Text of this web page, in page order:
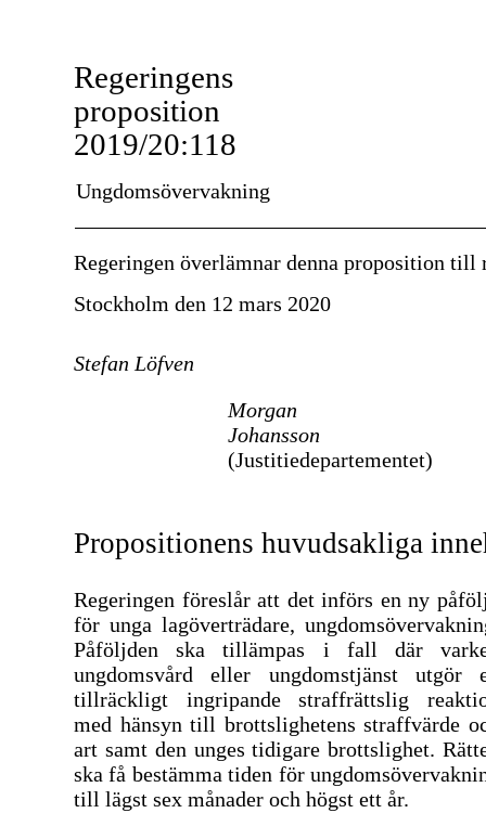
Regeringens
proposition
2019/20:118
Ungdomsövervakning
Regeringen överlämnar denna proposition till
Stockholm den 12 mars 2020
Stefan Löfven
Morgan
Johansson
(Justitiedepartementet)
Propositionens huvudsakliga
Regeringen föreslår att det införs en ny
för unga lagöverträdare,
Påföljden ska tillämpas i fall där
ungdomsvård eller ungdomstjänst utgör
tillräckligt ingripande straffrättslig
med hänsyn till brottslighetens straffvärde
art samt den unges tidigare brottslighet.
ska få bestämma tiden för
till lägst sex månader och högst ett år.